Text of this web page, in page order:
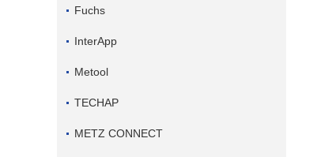
Fuchs
InterApp
Metool
TECHAP
METZ CONNECT